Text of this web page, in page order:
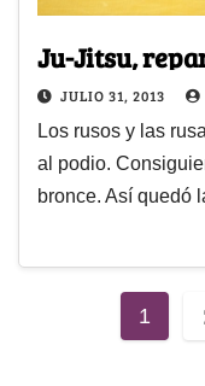
Ju-Jitsu,
JULIO 31, 2013
Los rusos y las
al podio.
bronce. Así quedó
1